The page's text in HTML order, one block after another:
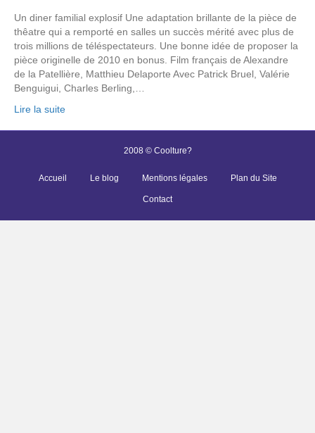
Un diner familial explosif Une adaptation brillante de la pièce de
thêatre qui a remporté en salles un succès mérité avec plus de
trois millions de téléspectateurs. Une bonne idée de proposer la
pièce originelle de 2010 en bonus. Film français de Alexandre
de la Patellière, Matthieu Delaporte Avec Patrick Bruel, Valérie
Benguigui, Charles Berling,…
Lire la suite
2008 © Coolture?
Accueil Le blog Mentions légales Plan du Site
Contact